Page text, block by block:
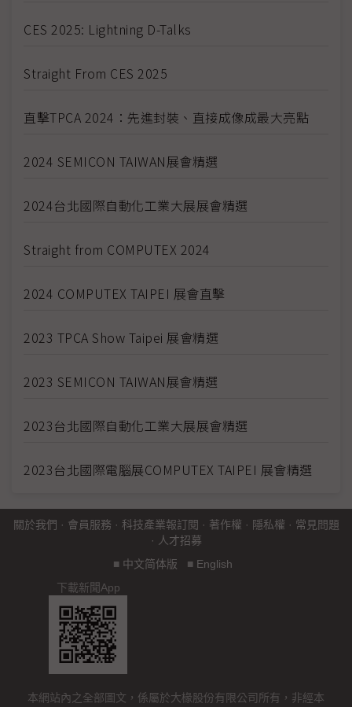
CES 2025: Lightning D-Talks
Straight From CES 2025
直擊TPCA 2024：先進封裝、直接成像成最大亮點
2024 SEMICON TAIWAN展會精選
2024台北國際自動化工業大展展會精選
Straight from COMPUTEX 2024
2024 COMPUTEX TAIPEI 展會直擊
2023 TPCA Show Taipei 展會精選
2023 SEMICON TAIWAN展會精選
2023台北國際自動化工業大展展會精選
2023台北國際電腦展COMPUTEX TAIPEI 展會精選
關於我們 · 會員服務 · 科技產業報訂閱 · 著作權 · 隱私權 · 常見問題
· 人才招募
■ 中文简体版 ■ English
下載新聞App
本網站內之全部圖文，係屬於大椽股份有限公司所有，非經本